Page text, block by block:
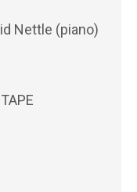
Nettle (piano)
ΤΑΡΕ